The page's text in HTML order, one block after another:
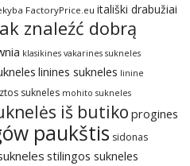
FactoryPrice.eu itališki drabužiai
znaleźć dobrą
klasikines vakarines sukneles
linines sukneles linine
sukneles mohito sukneles
iš butiko progines
paukštis sidonas
stilingos sukneles